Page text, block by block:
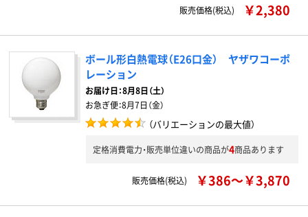
販売価格(税込) ￥2,380
ボール形白熱電球（E26口金） ヤザワコーポ
レーション
お届け日：8月8日（土）
お急ぎ便：8月7日（金）
（バリエーションの最大値）
定格消費電力・販売単位違いの商品が4商品あります
販売価格(税込) ￥386～￥3,870